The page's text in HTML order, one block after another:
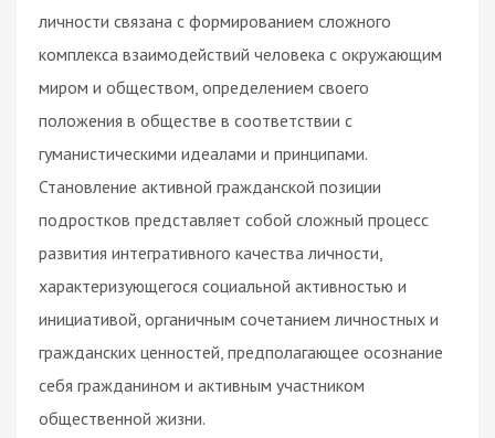
личности связана с формированием сложного
комплекса взаимодействий человека с окружающим
миром и обществом, определением своего
положения в обществе в соответствии с
гуманистическими идеалами и принципами.
Становление активной гражданской позиции
подростков представляет собой сложный процесс
развития интегративного качества личности,
характеризующегося социальной активностью и
инициативой, органичным сочетанием личностных и
гражданских ценностей, предполагающее осознание
себя гражданином и активным участником
общественной жизни.